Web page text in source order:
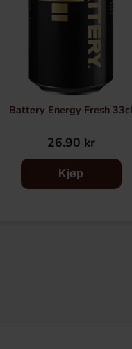
Battery Energy Fresh
26.90 kr
Kjøp